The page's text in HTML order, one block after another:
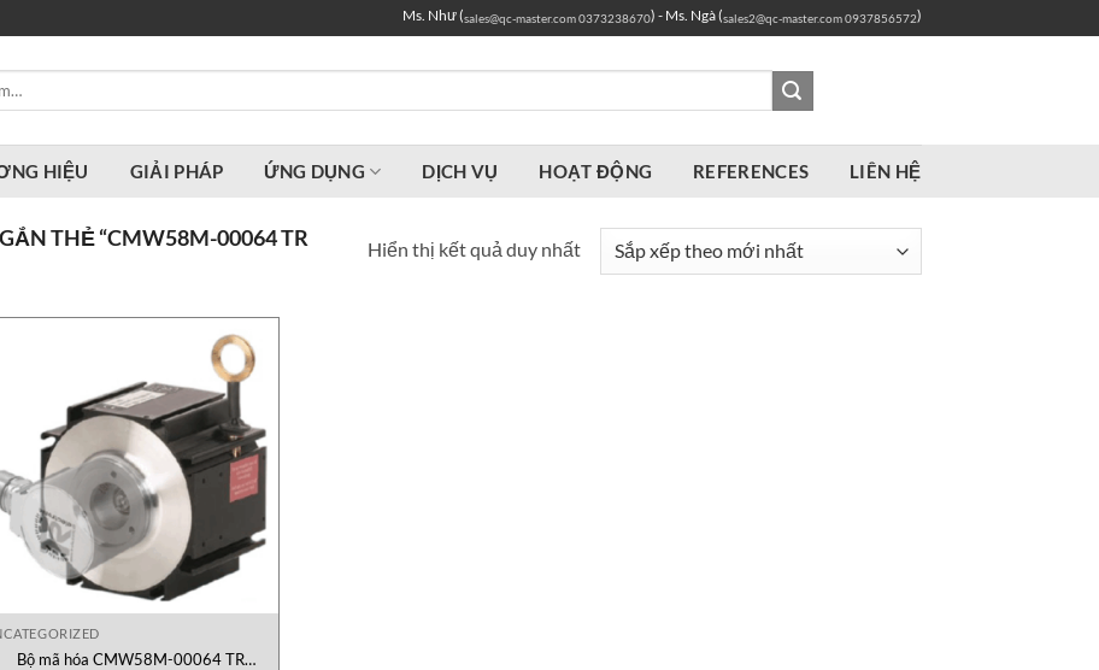
Ms. Như (sales@qc-master.com0373238670) - Ms. Ngà (sales2@qc-master.com0937856572)
HIỆU GIẢI PHÁP ỨNG DỤNG DỊCH VỤ HOẠT ĐỘNG REFERENCES LIÊN HỆ
THẺ “CMW58M-00064 TR
Hiển thị kết quả duy nhất
Bộ mã hóa CMW58M-00064 TR